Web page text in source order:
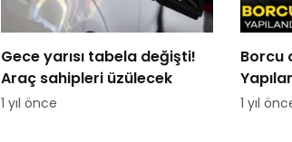
Gece yarısı tabela değişti!
Araç sahipleri üzülecek
1 yıl önce
Borcu
1 yıl